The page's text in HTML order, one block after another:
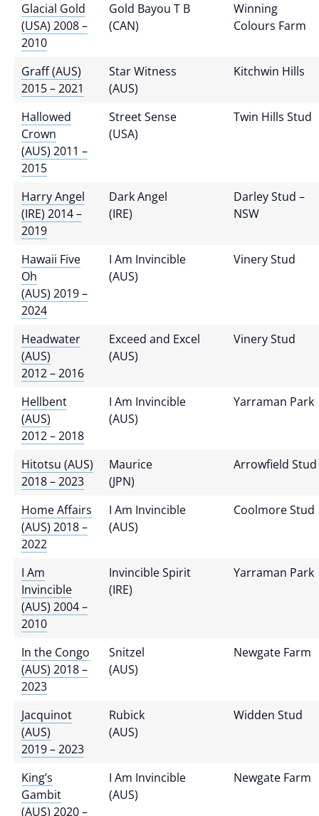
Glacial Gold
(USA) 2008 –
2010
Gold Bayou T B
(CAN)
Winning
Colours Farm
Graff (AUS)
2015 – 2021
Star Witness
(AUS)
Kitchwin Hills
Hallowed
Crown
(AUS) 2011 –
2015
Street Sense
(USA)
Twin Hills Stud
Harry Angel
(IRE) 2014 –
2019
Dark Angel
(IRE)
Darley Stud –
NSW
Hawaii Five
Oh
(AUS) 2019 –
2024
I Am Invincible
(AUS)
Vinery Stud
Headwater
(AUS)
2012 – 2016
Exceed and Excel
(AUS)
Vinery Stud
Hellbent
(AUS)
2012 – 2018
I Am Invincible
(AUS)
Yarraman Park
Hitotsu (AUS)
2018 – 2023
Maurice
(JPN)
Arrowfield Stud
Home Affairs
(AUS) 2018 –
2022
I Am Invincible
(AUS)
Coolmore Stud
I Am
Invincible
(AUS) 2004 –
2010
Invincible Spirit
(IRE)
Yarraman Park
In the Congo
(AUS) 2018 –
2023
Snitzel
(AUS)
Newgate Farm
Jacquinot
(AUS)
2019 – 2023
Rubick
(AUS)
Widden Stud
King’s
Gambit
(AUS) 2020 –
I Am Invincible
(AUS)
Newgate Farm